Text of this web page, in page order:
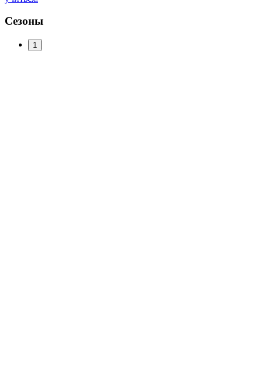
Сезоны
1